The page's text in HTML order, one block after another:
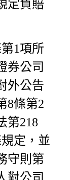
定負賠
1項所
券公司
外公告
8條第2
第218
定，並
守則第